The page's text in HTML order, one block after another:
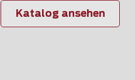
Katalog ansehen